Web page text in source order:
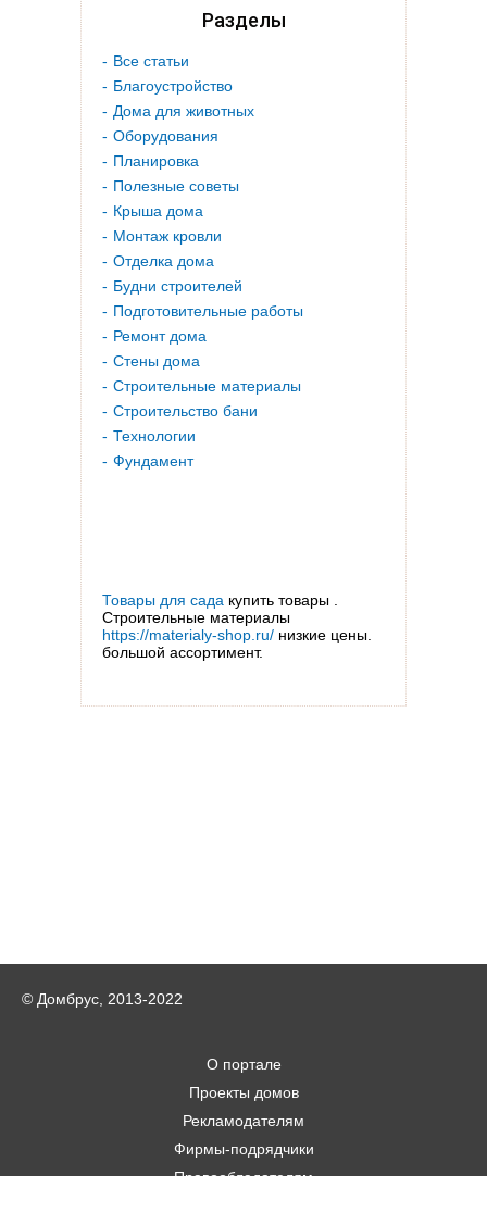
Разделы
Все статьи
Благоустройство
Дома для животных
Оборудования
Планировка
Полезные советы
Крыша дома
Монтаж кровли
Отделка дома
Будни строителей
Подготовительные работы
Ремонт дома
Стены дома
Строительные материалы
Строительство бани
Технологии
Фундамент
Товары для сада купить товары .
Строительные материалы
https://materialy-shop.ru/ низкие цены.
большой ассортимент.
© Домбрус, 2013-2022
О портале
Проекты домов
Рекламодателям
Фирмы-подрядчики
Правообладателям